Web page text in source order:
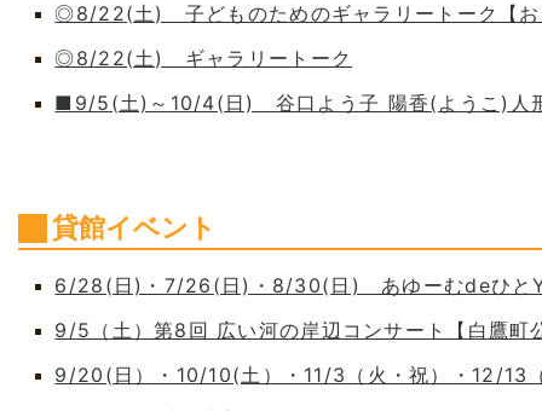
◎8/22(土) 子どものためのギャラリートーク【お
◎8/22(土) ギャラリートーク
■9/5(土)～10/4(日) 谷口よう子 陽香(ようこ)人
貸館イベント
6/28(日)・7/26(日)・8/30(日) あゆーむdeひと
9/5（土）第8回 広い河の岸辺コンサート【白鷹町
9/20(日）・10/10(土）・11/3（火・祝）・12/